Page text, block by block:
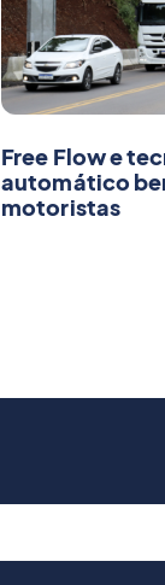
Free Flow e
automático
motoristas